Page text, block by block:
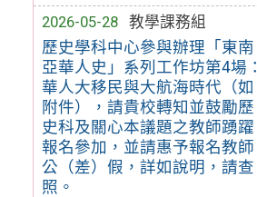
2026-05-28
教學課務組
歷史學科中心參與辦理「東南
亞華人史」系列工作坊第4場：
華人大移民與大航海時代（如
附件），請貴校轉知並鼓勵歷
史科及關心本議題之教師踴躍
報名參加，並請惠予報名教師
公（差）假，詳如說明，請查
照。